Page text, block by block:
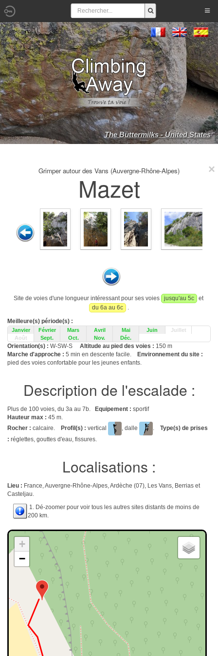
The Buttermilks - United States
Grimper autour des Vans (Auvergne-Rhône-Alpes)
Mazet
Site de voies d'une longueur intéressant pour ses voies jusqu'au 5c
et
du 6a au 6c
.
Meilleure(s) période(s) :
Janvier Février Mars Avril Mai Juin
Juillet
Août
Sept. Oct. Nov. Déc.
Orientation(s) : W-SW-S Altitude au pied des voies : 150 m
Marche d'approche : 5 min en descente facile.
Environnement du site :
pied des voies confortable pour les jeunes enfants.
Description de l'escalade :
Plus de 100 voies, du 3a au 7b. Equipement : sportif
Hauteur max : 45 m.
Rocher : calcaire. Profil(s) : vertical , dalle . Type(s) de prises
: réglettes, gouttes d'eau, fissures.
Localisations :
Lieu : France, Auvergne-Rhône-Alpes, Ardèche (07), Les Vans, Berrias et
Casteljau.
1. Dé-zoomer pour voir tous les autres sites distants de moins de
200 km.
+
−